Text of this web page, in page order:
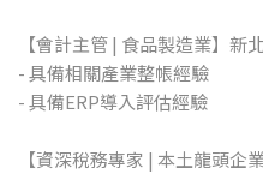
【會計主管 | 食品製造業】新北
- 具備相關產業整帳經驗
- 具備ERP導入評估經驗
【資深稅務專家 | 本土龍頭企